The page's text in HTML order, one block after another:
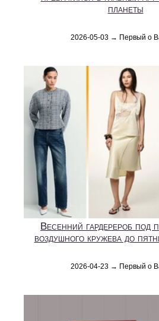
планеты
2026-05-03 → Первый о
Весенний гардерероб под
воздушного кружева до
2026-04-23 → Первый о